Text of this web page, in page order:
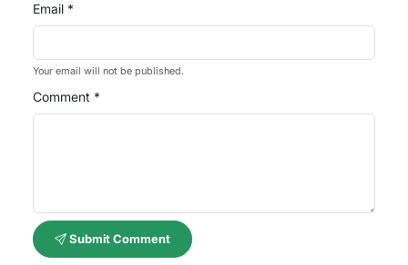
Email *
Your email will not be published.
Comment *
Submit Comment